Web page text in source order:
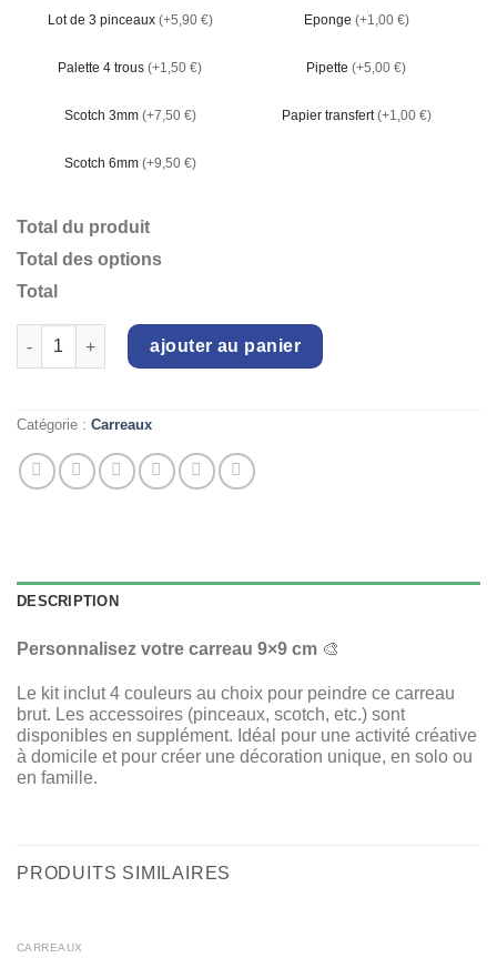
Lot de 3 pinceaux (+5,90 €) Eponge (+1,00 €)
Palette 4 trous (+1,50 €) Pipette (+5,00 €)
Scotch 3mm (+7,50 €) Papier transfert(+1,00 €)
Scotch 6mm (+9,50 €)
Total du produit
Total des options
Total
quantité de Carreau 9x9cm x2
ajouter au panier
Catégorie : Carreaux
DESCRIPTION
Personnalisez votre carreau 9×9 cm 🎨
Le kit inclut 4 couleurs au choix pour peindre ce carreau
brut. Les accessoires (pinceaux, scotch, etc.) sont
disponibles en supplément. Idéal pour une activité créative
à domicile et pour créer une décoration unique, en solo ou
en famille.
PRODUITS SIMILAIRES
CARREAUX